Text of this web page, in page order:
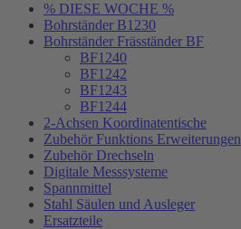
% DIESE WOCHE %
Bohrständer B1230
Bohrständer Fräsständer BF
BF1240
BF1242
BF1243
BF1244
2-Achsen Koordinatentische
Zubehör Funktions Erweiterungen
Zubehör Drechseln
Digitale Messsysteme
Spannmittel
Stahl Säulen und Ausleger
Ersatzteile